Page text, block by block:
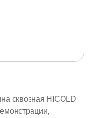
сквозная HICOLD